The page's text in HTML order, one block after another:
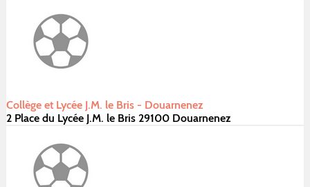
Collège et Lycée J.M. le Bris - Douarnenez
2 Place du Lycée J.M. le Bris 29100 Douarnenez